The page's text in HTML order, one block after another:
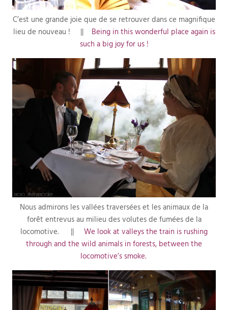
C’est une grande joie que de se retrouver dans ce magnifique
lieu de nouveau ! ||
Being in this wonderful place again is
such a big joy for us !
Nous admirons les vallées traversées et les animaux de la
forêt entrevus au milieu des volutes de fumées de la
locomotive. || We look at valleys the train is rushing
through and the wild animals in forests, between the
locomotive’s smoke.